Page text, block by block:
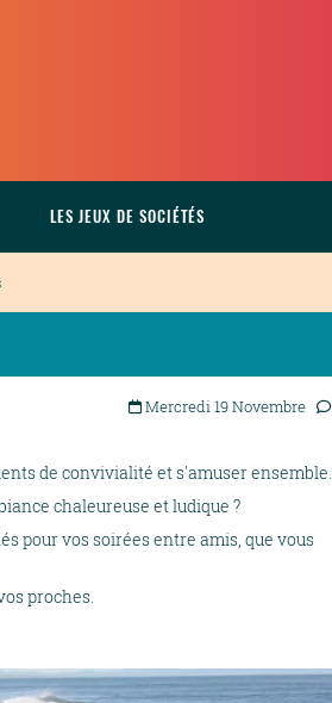
LES JEUX DE SOCIÉTÉS
Mercredi 19 Novembre
de convivialité et s'amuser ensemble.
chaleureuse et ludique ?
pour vos soirées entre amis, que vous
proches.